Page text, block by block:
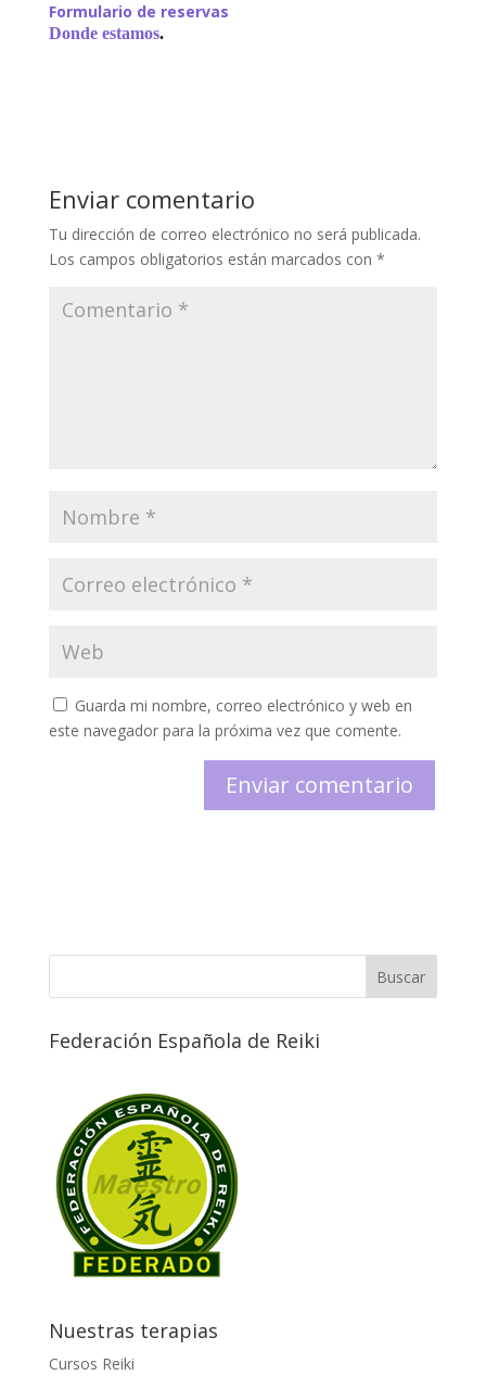
Formulario de reservas
Donde estamos.
Enviar comentario
Tu dirección de correo electrónico no será publicada.
Los campos obligatorios están marcados con *
Guarda mi nombre, correo electrónico y web en
este navegador para la próxima vez que comente.
Federación Española de Reiki
Nuestras terapias
Cursos Reiki